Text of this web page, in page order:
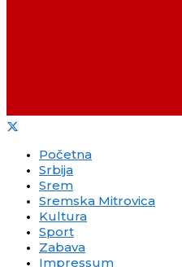
Početna
Srbija
Srem
Sremska Mitrovica
Kultura
Sport
Zabava
Impressum